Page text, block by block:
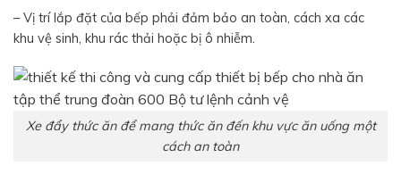
– Vị trí lắp đặt của bếp phải đảm bảo an toàn, cách xa các
khu vệ sinh, khu rác thải hoặc bị ô nhiễm.
Xe đẩy thức ăn để mang thức ăn đến khu vực ăn uống một
cách an toàn